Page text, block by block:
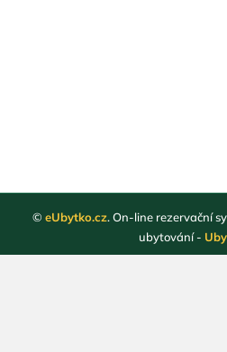
© eUbytko.cz. On-line rezervační
ubytování -